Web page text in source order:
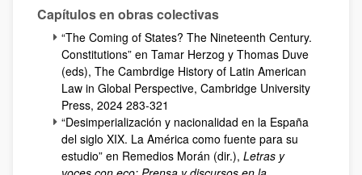
Capítulos en obras colectivas
“The Coming of States? The Nineteenth Century.
Constitutions” en Tamar Herzog y Thomas Duve
(eds), The Cambrdige History of Latin American
Law in Global Perspective, Cambridge University
Press, 2024 283-321
“Desimperialización y nacionalidad en la España
del siglo XIX. La América como fuente para su
estudio” en Remedios Morán (dir.), Letras y